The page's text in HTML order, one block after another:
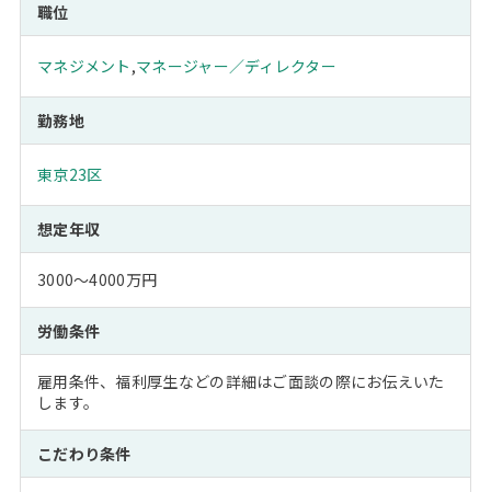
職位
マネジメント ,マネージャー／ディレクター
勤務地
東京23区
想定年収
3000～4000万円
労働条件
雇用条件、福利厚生などの詳細はご面談の際にお伝えいた
します。
こだわり条件